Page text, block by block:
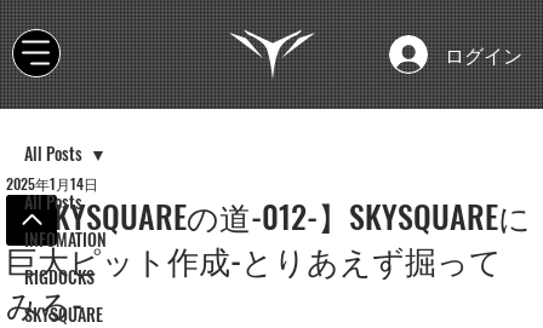
ログイン
All Posts
INFOMATION
RIGDOCKS
SKYSQUARE
All Posts
【SKYSQUAREの道-012-】SKYSQUAREに
巨大ピット作成-とりあえず掘って
みる-
2025年1月14日